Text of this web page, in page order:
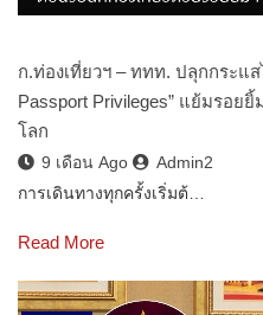
ก.ท่องเที่ยวฯ – ททท. ปลุกกระแ
Passport Privileges” แย้มรอย
โลก
9 เดือน Ago
Admin2
การเดินทางทุกครั้งเริ่มต้…
Read More